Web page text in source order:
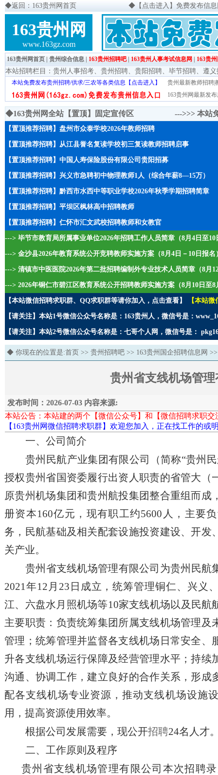
◆返回：163贵州网首页 ◆ 【点击进入】免费发布信
163贵州网
www.163gz.com
163贵州网首页 贵州综合信息 163贵州招聘吧| 163贵州人事考试信息网 163贵
本站招聘栏目： 贵州人事招考、 贵州招聘、 贵阳招聘、 毕节招聘、 遵义
本站免费发布贵州招聘/供求/三农等各类信息【点击进入】
贵州最新教师招聘|
163贵州网最新发
◆163贵州网全站【置顶】固定宣传区 --->>> 本站
【置顶推荐招聘】盘州市众泰学校2026年教师招聘
【置顶推荐招聘】从江县誉名复读学校初三复读教师招聘启事
【置顶推荐招聘】中国人寿保险股份有限公司贵阳招募
【置顶推荐招聘】兴义市急聘初中物理教师1人（综合年薪8—15万）
【置顶推荐招聘】黔西市水西中等职业学校2026年秋季学期招聘简章
【置顶推荐招聘】平坝区枫林高中招聘教师
【置顶推荐招聘】仁怀市汇文武校招聘教师和女教官
---> 毕节市教育局所属事业单位2026年招聘工作人员简章（8月4日至10
---> 金沙县2026年教育系统公开竞聘教师实施方案（8月4日－10日报名
---> 清镇市中医医院2026年第二批招聘编制外专业技术人员简章（8月
---> 2026年铜仁市碧江区教育系统公开招聘教师实施方案（8月10日至8
【本站微信招聘求职群、QQ求职群等请你加入，点击查看】 【本站
【请关注】本站1号微信公众号名称是：163贵州人，微信号是：
【请关注】本站2号微信公众号名称是：七哥个人网，微信号是：
◆ 你现在的位置是:首页 >> 贵州招聘吧 >> 163贵州国企招聘信息网
贵州省支线机场管
发布时间：2026-07-03 内容来源:
本站公告：本站建的两个【微信公众号】和【微信招聘求职
【163贵州网微信招聘求职群】欢迎您加入，正在找工作的
一、公司简介
贵州民航产业集团有限公司（简称“贵州
授权贵州省国资委履行出资人职责的省管大（
原贵州机场集团和贵州航投集团整合重组而成
册资本160亿元，现有职工约5600人，主要
务，民航基础及相关配套设施投资建设、开发
关产业。
贵州省支线机场管理有限公司为贵州民航
2021年12月23日 成立 ，统筹管理铜仁、兴义
江、六盘水月照机场等10家支线机场以及民航
主要职责：负责统筹集团所属支线机场管理及
管理；统筹管理并监督各支线机场日常安全、
升各支线机场运行保障及经营管理水平；持续
沟通、协调工作，建立良好的合作关系，形成
配各支线机场专业资源，推动支线机场设施
用，提高资源使用效率。
根据公司发展需要 ，现公开招聘24名人才
二、 工作原则及程序
贵州省支线机场管理有限公司本次招聘